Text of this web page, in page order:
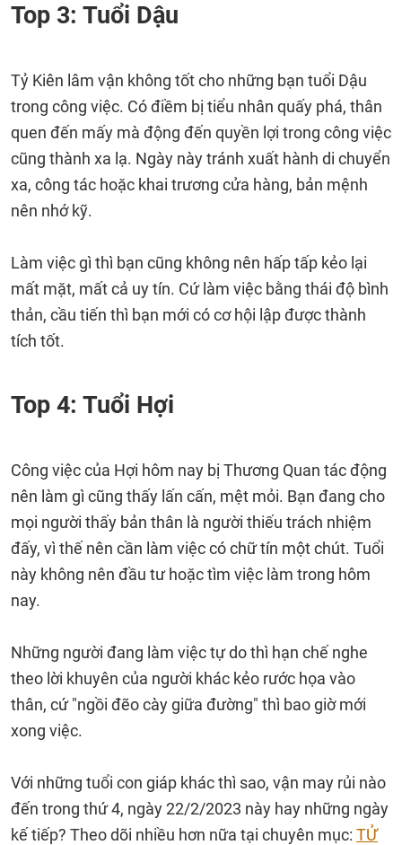
Top 3: Tuổi Dậu
Tỷ Kiên lâm vận không tốt cho những bạn tuổi Dậu
trong công việc. Có điềm bị tiểu nhân quấy phá, thân
quen đến mấy mà động đến quyền lợi trong công việc
cũng thành xa lạ. Ngày này tránh xuất hành di chuyển
xa, công tác hoặc khai trương cửa hàng, bản mệnh
nên nhớ kỹ.
Làm việc gì thì bạn cũng không nên hấp tấp kẻo lại
mất mặt, mất cả uy tín. Cứ làm việc bằng thái độ bình
thản, cầu tiến thì bạn mới có cơ hội lập được thành
tích tốt.
Top 4: Tuổi Hợi
Công việc của Hợi hôm nay bị Thương Quan tác động
nên làm gì cũng thấy lấn cấn, mệt mỏi. Bạn đang cho
mọi người thấy bản thân là người thiếu trách nhiệm
đấy, vì thế nên cần làm việc có chữ tín một chút. Tuổi
này không nên đầu tư hoặc tìm việc làm trong hôm
nay.
Những người đang làm việc tự do thì hạn chế nghe
theo lời khuyên của người khác kẻo rước họa vào
thân, cứ "ngồi đẽo cày giữa đường" thì bao giờ mới
xong việc.
Với những tuổi con giáp khác thì sao, vận may rủi nào
đến trong thứ 4, ngày 22/2/2023 này hay những ngày
kế tiếp? Theo dõi nhiều hơn nữa tại chuyên mục: TỬ